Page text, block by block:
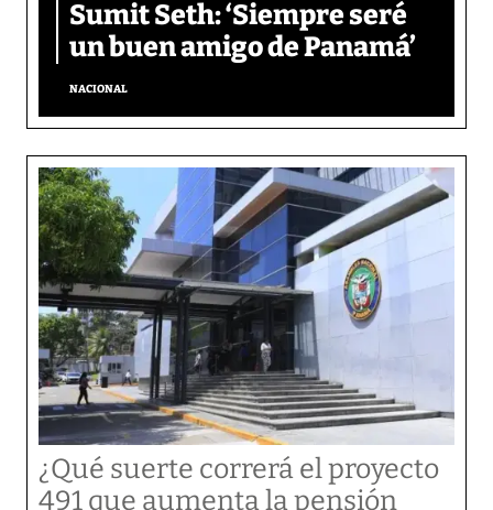
Sumit Seth: ‘Siempre seré
un buen amigo de Panamá’
NACIONAL
¿Qué suerte correrá el proyecto
491 que aumenta la pensión